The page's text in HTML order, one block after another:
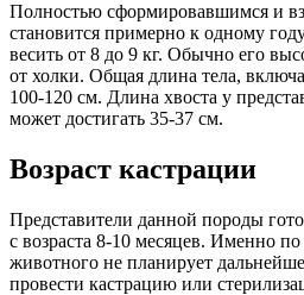
Полностью сформировавшимся и
становится примерно к одному
весить от 8 до 9 кг. Обычно его
от холки. Общая длина тела,
100-120 см. Длина хвоста у
может достигать 35-37 см.
Возраст кастрации
Представители данной породы
с возраста 8-10 месяцев. Именно
животного не планирует
провести кастрацию или